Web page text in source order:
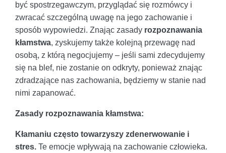
być spostrzegawczym, przyglądać się rozmówcy i
zwracać szczególną uwagę na jego zachowanie i
sposób wypowiedzi. Znając zasady rozpoznawania
kłamstwa, zyskujemy także kolejną przewagę nad
osobą, z którą negocjujemy – jeśli sami zdecydujemy
się na blef, nie zostanie on odkryty, ponieważ znając
zdradzające nas zachowania, będziemy w stanie nad
nimi zapanować.
Zasady rozpoznawania kłamstwa:
Kłamaniu często towarzyszy zdenerwowanie i
stres. Te emocje wpływają na zachowanie człowieka.